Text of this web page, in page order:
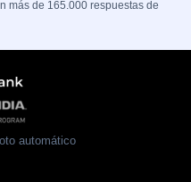
más de 165.000 respuestas de
automático